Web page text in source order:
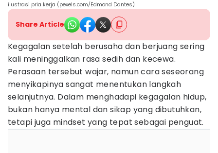
ilustrasi pria kerja (pexels.com/Edmond Dantes)
Share Article
Kegagalan setelah berusaha dan berjuang sering
kali meninggalkan rasa sedih dan kecewa.
Perasaan tersebut wajar, namun cara seseorang
menyikapinya sangat menentukan langkah
selanjutnya. Dalam menghadapi kegagalan hidup,
bukan hanya mental dan sikap yang dibutuhkan,
tetapi juga mindset yang tepat sebagai penguat.